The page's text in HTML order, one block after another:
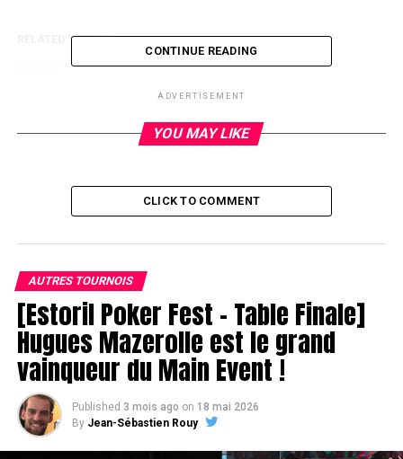
RELATED TOPICS:
Waswini out
CONTINUE READING
ADVERTISEMENT
YOU MAY LIKE
CLICK TO COMMENT
AUTRES TOURNOIS
[Estoril Poker Fest – Table Finale]
Hugues Mazerolle est le grand
vainqueur du Main Event !
Published 3 mois ago on 18 mai 2026
By Jean-Sébastien Rouy